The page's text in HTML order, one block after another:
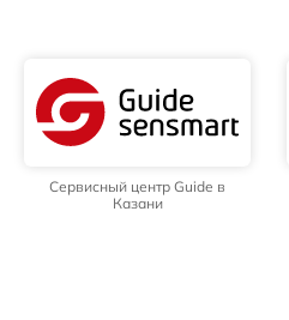
Сервисный центр Guide в
Казани